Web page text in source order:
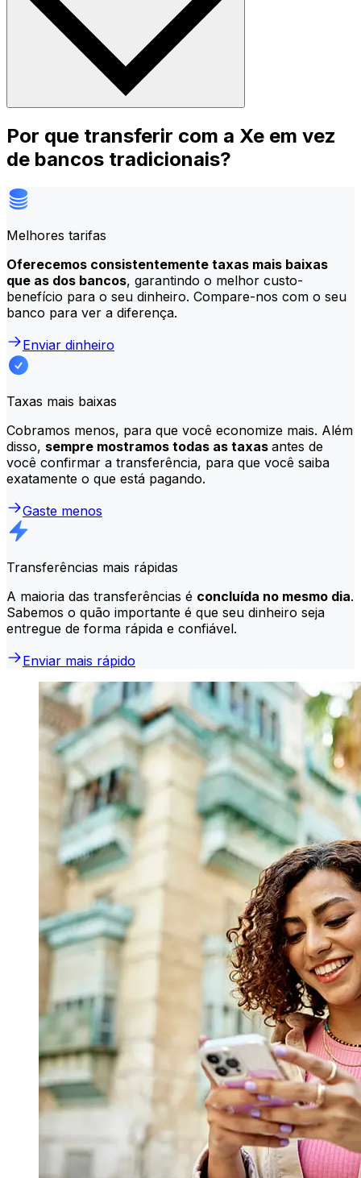
Por que transferir com a Xe em vez
de bancos tradicionais?
Melhores tarifas
Oferecemos consistentemente taxas mais baixas
que as dos bancos, garantindo o melhor custo-
benefício para o seu dinheiro. Compare-nos com o seu
banco para ver a diferença.
Enviar dinheiro
Taxas mais baixas
Cobramos menos, para que você economize mais. Além
disso, sempre mostramos todas as taxas antes de
você confirmar a transferência, para que você saiba
exatamente o que está pagando.
Gaste menos
Transferências mais rápidas
A maioria das transferências é concluída no mesmo dia.
Sabemos o quão importante é que seu dinheiro seja
entregue de forma rápida e confiável.
Enviar mais rápido